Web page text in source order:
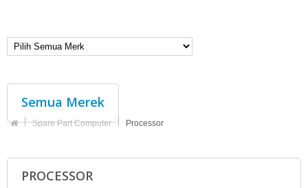
Semua Merek
Spare Part Computer Processor
PROCESSOR